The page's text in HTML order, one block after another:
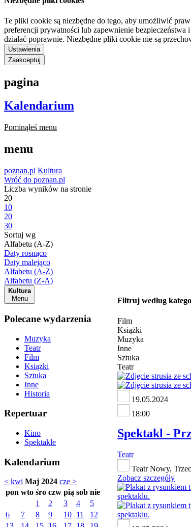
Te pliki cookie są niezbędne do tego, aby umożliwić
preferencji prywatności lub zapewnienie
działać poprawnie. Niezbędne pliki cookie nie są
Ustawienia
Zaakceptuj
pagina
Kalendarium
Pominąłeś menu
menu
poznan.pl Kultura
Wróć do poznan.pl
Liczba wyników na stronie
20
10
20
30
Sortuj wg
Alfabetu (A-Z)
Daty rosnąco
Daty malejąco
Alfabetu (A-Z)
Alfabetu (Z-A)
Kultura
Menu
Polecane wydarzenia
Muzyka
Teatr
Film
Książki
Sztuka
Inne
Historia
Repertuar
Kino
Spektakle
Kalendarium
< kwi Maj 2024 cze >
pon wto śro czw pią sob nie
1
2 3 4
5
6
7 8 9 10 11
12
Filtruj według
Film
Książki
Muzyka
Inne
Sztuka
Teatr
19.05.2024
18:00
Spektakl -
Teatr
Teatr Nowy,
Zobacz szczegóły